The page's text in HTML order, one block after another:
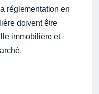
réglementation en
doivent être
immobilière et